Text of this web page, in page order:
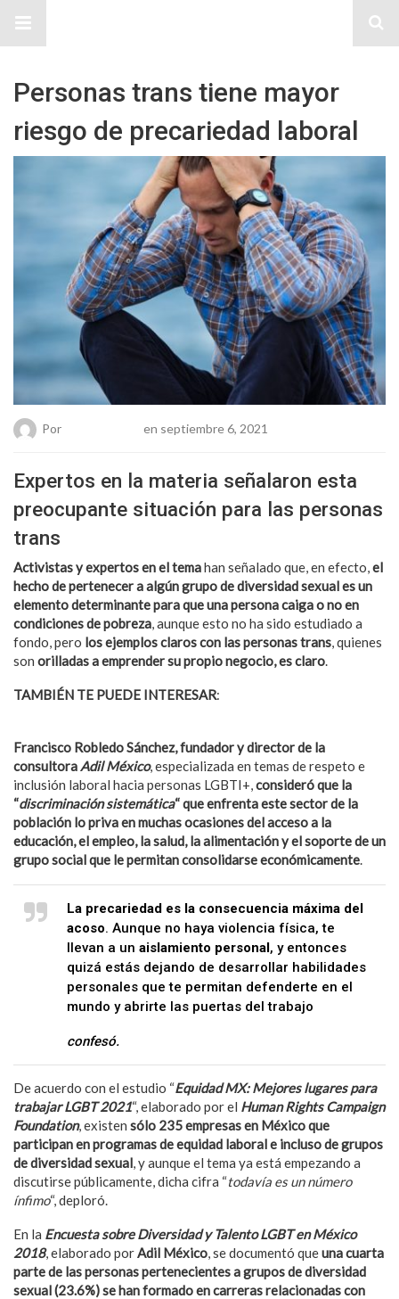
Personas trans tiene mayor
riesgo de precariedad laboral
Por en septiembre 6, 2021
Expertos en la materia señalaron esta
preocupante situación para las personas
trans
Activistas y expertos en el temahan señalado que, en efecto,el
hecho de pertenecer a algún grupo de diversidad sexual es un
elemento determinante para que una persona caiga o no en
condiciones de pobreza, aunque esto no ha sido estudiado a
fondo, pero los ejemplos claros con las personas trans, quienes
son orilladas a emprender su propio negocio, es claro.
TAMBIÉN TE PUEDE INTERESAR:
Francisco Robledo Sánchez, fundador y director de la
consultoraAdil México, especializada en temas de respeto e
inclusión laboral hacia personas LGBTI+,consideró que la
“discriminación sistemática“que enfrenta este sector de la
población lo priva en muchas ocasiones del acceso a la
educación, el empleo, la salud, la alimentación y el soporte de un
grupo social que le permitan consolidarse económicamente.
La precariedad es la consecuencia máxima del
acoso. Aunque no haya violencia física, te
llevan a un aislamiento personal, y entonces
quizá estás dejando de desarrollar habilidades
personales que te permitan defenderte en el
mundo y abrirte las puertas del trabajo
confesó.
De acuerdo con el estudio “Equidad MX: Mejores lugares para
trabajar LGBT 2021“, elaborado por el Human Rights Campaign
Foundation, existen sólo 235 empresas en México que
participan en programas de equidad laboral e incluso de grupos
de diversidad sexual, y aunque el tema ya está empezando a
discutirse públicamente, dicha cifra “todavía es un número
ínfimo“, deploró.
En la Encuesta sobre Diversidad y Talento LGBT en México
2018, elaborado porAdil México, se documentó queuna cuarta
parte de las personas pertenecientes a grupos de diversidad
sexual (23.6%) se han formado en carreras relacionadas con